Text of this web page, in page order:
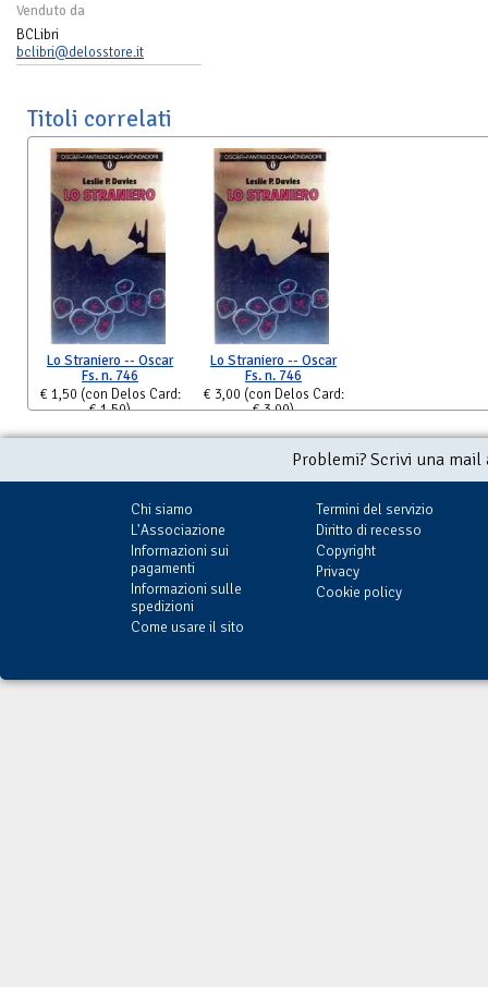
Venduto da
BCLibri
bclibri@delosstore.it
Titoli correlati
Lo Straniero -- Oscar
Fs. n. 746
€ 1,50 (con Delos Card:
€ 1,50)
Lo Straniero -- Oscar
Fs. n. 746
€ 3,00 (con Delos Card:
€ 3,00)
Problemi? Scrivi una
Chi siamo
L'Associazione
Informazioni sui
pagamenti
Informazioni sulle
spedizioni
Come usare il sito
Termini del servizio
Diritto di recesso
Copyright
Privacy
Cookie policy